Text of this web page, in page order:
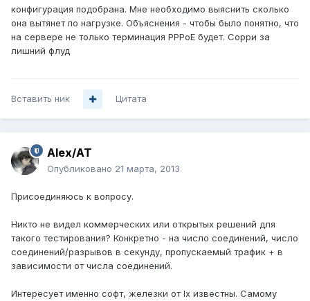
конфигурация подобрана. Мне необходимо выяснить сколько
она вытянет по нагрузке. Объяснения - чтобы было понятно, что
на сервере не только терминация PPPoE будет. Сорри за
лишний флуд
Вставить ник Цитата
Alex/AT
Опубликовано 21 марта, 2013
Присоединяюсь к вопросу.
Никто не видел коммерческих или открытых решений для
такого тестирования? Конкретно - на число соединений, число
соединений/разрывов в секунду, пропускаемый трафик + в
зависимости от числа соединений.
Интересует именно софт, железки от Ix известны. Самому